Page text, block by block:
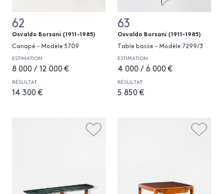
62
Osvaldo Borsani (1911-1985)
Canapé - Modèle 5709
ESTIMATION
8 000 / 12 000 €
RÉSULTAT
14 300 €
63
Osvaldo Borsani (1911-1985)
Table basse - Modèle 7299/3
ESTIMATION
4 000 / 6 000 €
RÉSULTAT
5 850 €